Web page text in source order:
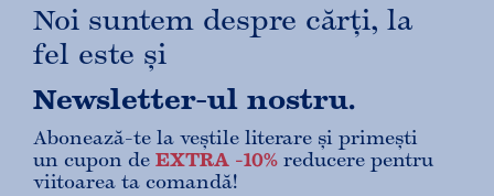
Noi suntem despre cărți, la
fel este și
Newsletter-ul nostru.
Abonează-te la veștile literare și primești
un cupon de EXTRA -10% reducere pentru
viitoarea ta comandă!